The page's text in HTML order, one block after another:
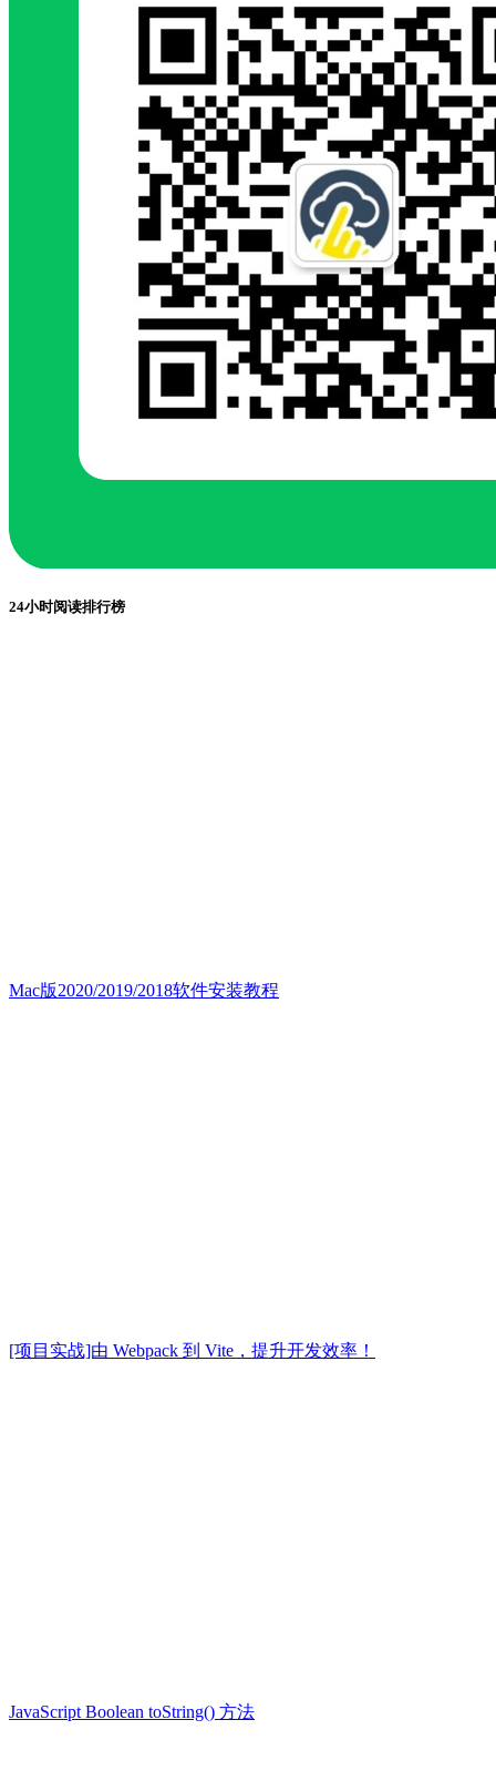
24小时阅读排行榜
Mac版2020/2019/2018软件安装教程
[项目实战]由 Webpack 到 Vite，提升开发效率！
JavaScript Boolean toString() 方法